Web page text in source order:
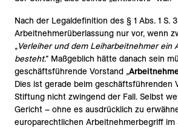
Nach der Legaldefinition des § 1 Abs. 1 S.
Arbeitnehmerüberlassung nur vor, wenn
„Verleiher und dem Leiharbeitnehmer ein
besteht.“ Maßgeblich hätte danach sein
geschäftsführende Vorstand „
Dies ist gerade beim geschäftsführenden
Stiftung nicht zwingend der Fall. Selbst
Gericht – ohne es ausdrücklich zu
europarechtlichen Arbeitnehmerbegriff im